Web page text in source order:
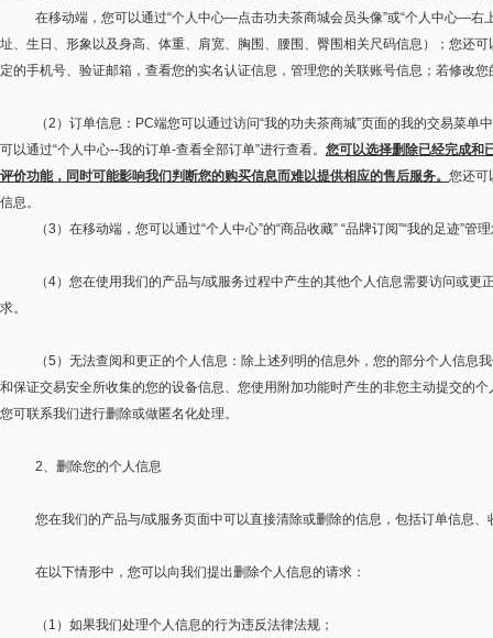
在移动端，您可以通过“个人中心—点击功夫茶商城会员头像”或“个人中心—右
址、生日、形象以及身高、体重、肩宽、胸围、腰围、臀围相关尺码信息）；您还可
定的手机号、验证邮箱，查看您的实名认证信息，管理您的关联账号信息；若修改
（2 ）订单信息： PC端您可以通过访问“我的功夫茶商城”页面的我的交易菜单
可以通过“个人中心--我的订单-查看全部订单”进行查看。 您可以选择删除已经完成和
评价功能，同时可能影响我们判断您的购买信息而难以提供相应的售后服务。 您还可
信息。
（3 ）在移动端，您可以通过“个人中心”的“商品收藏” “品牌订阅”“我的足迹”管
（4）您在使用我们的产品与/或服务过程中产生的其他个人信息需要访问或更
求。
（5 ）无法查阅和更正的个人信息：除上述列明的信息外，您的部分个人信息
和保证交易安全所收集的您的设备信息、您使用附加功能时产生的非您主动提交的
您可联系我们进行删除或做匿名化处理。
2、删除您的个人信息
您在我们的产品与/或服务页面中可以直接清除或删除的信息，包括订单信息、
在以下情形中，您可以向我们提出删除个人信息的请求：
（ 1 ）如果我们处理个人信息的行为违反法律法规；